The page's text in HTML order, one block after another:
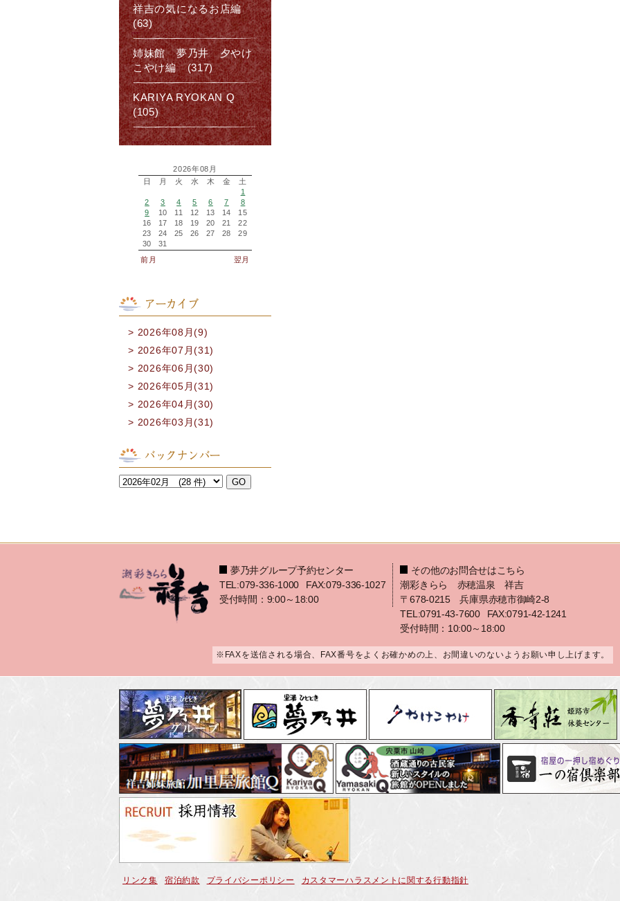
祥吉の気になるお店編
(63)
姉妹館 夢乃井 夕やけ
こやけ編 (317)
KARIYA RYOKAN Q
(105)
2026年08月
日
月 火 水 木 金
土
1
2
3 4 5 6 7
8
9
10 11 12 13 14
15
16
17 18 19 20 21
22
23
24 25 26 27 28
29
30
31
前月
翌月
アーカイブ
2026年08月(9)
2026年07月(31)
2026年06月(30)
2026年05月(31)
2026年04月(30)
2026年03月(31)
バックナンバー
夢乃井グループ予約センター
TEL:079-336-1000
FAX:079-336-1027
受付時間：9:00～18:00
その他のお問合せはこちら
潮彩きらら 赤穂温泉 祥吉
〒678-0215 兵庫県赤穂市御崎2-8
TEL:0791-43-7600
FAX:0791-42-1241
受付時間：10:00～18:00
※FAXを送信される場合、FAX番号をよくお確かめの上、お間違いのないようお願い申し上げます。
リンク集 宿泊約款 プライバシーポリシー カスタマーハラスメントに関する行動指針